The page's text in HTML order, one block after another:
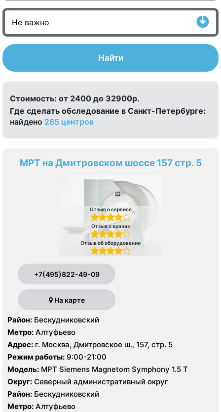
Найти
Стоимость: от 2400 до 32900р.
Где сделать обследование в Санкт-Петербурге:
найдено 265 центров
МРТ на Дмитровском шоссе 157 стр. 5
Отзыв о сервисе
Отзыв о врачах
Отзыв об оборудовании
+7(495)822-49-09
На карте
Район: Бескудниковский
Метро: Алтуфьево
Адрес: г. Москва, Дмитровское ш., 157, стр. 5
Режим работы: 9:00-21:00
Модель:
МРТ Siemens Magnetom Symphony 1.5 Т
Округ: Северный административный округ
Район: Бескудниковский
Метро: Алтуфьево